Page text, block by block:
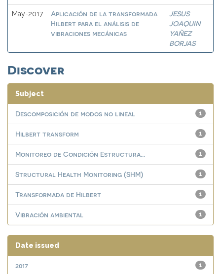
May-2017
Aplicación de la transformada
Hilbert para el análisis de
vibraciones mecánicas
JESUS
JOAQUIN
YAÑEZ
BORJAS
Discover
Subject
1
Descomposición de modos no lineal
1
Hilbert transform
1
Monitoreo de Condición Estructura...
1
Structural Health Monitoring (SHM)
1
Transformada de Hilbert
1
Vibración ambiental
Date issued
1
2017